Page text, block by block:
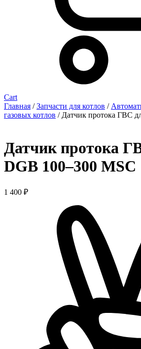
Cart
Главная /Запчасти для котлов /
газовых котлов / Датчик протока ГВС
Датчик протока
DGB 100–300 MSC
1 400 ₽